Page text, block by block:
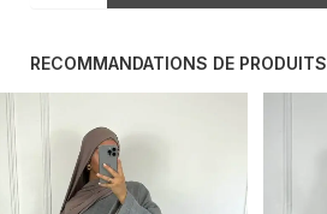
RECOMMANDATIONS DE PRODUITS